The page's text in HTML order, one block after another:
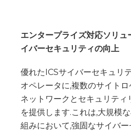
エンタープライズ対応ソリ
イバーセキュリティの向上
優れたICSサイバーセキュリ
オペレータに,複数のサイト
ネットワークとセキュリティ
を提供します.これは,大規模
組みにおいて,強固なサイバ